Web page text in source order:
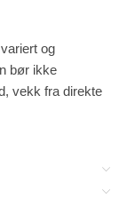
og
bør ikke
vekk fra direkte